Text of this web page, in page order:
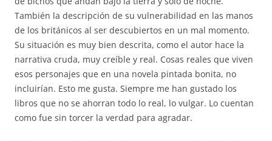
También la descripción de su vulnerabilidad en las manos
de los británicos al ser descubiertos en un mal momento.
Su situación es muy bien descrita, como el autor hace la
narrativa cruda, muy creíble y real. Cosas reales que viven
esos personajes que en una novela pintada bonita, no
incluirían. Esto me gusta. Siempre me han gustado los
libros que no se ahorran todo lo real, lo vulgar. Lo cuentan
como fue sin torcer la verdad para agradar.